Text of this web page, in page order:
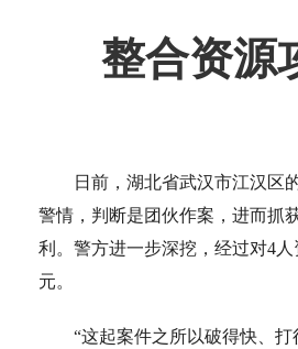
整合资源
日前，湖北省武汉市江汉区
警情，判断是团伙作案，进而抓
利。警方进一步深挖，经过对4
元。
“这起案件之所以破得快、